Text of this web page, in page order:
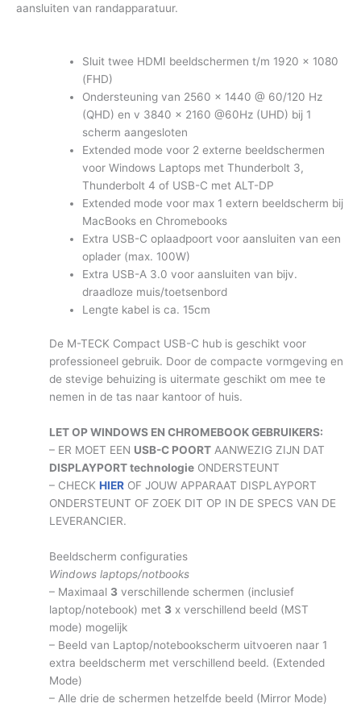
aansluiten van randapparatuur.
Sluit twee HDMI beeldschermen t/m 1920 x 1080
(FHD)
Ondersteuning van 2560 x 1440 @ 60/120 Hz
(QHD) en v 3840 x 2160 @60Hz (UHD) bij 1
scherm aangesloten
Extended mode voor 2 externe beeldschermen
voor Windows Laptops met Thunderbolt 3,
Thunderbolt 4 of USB-C met ALT-DP
Extended mode voor max 1 extern beeldscherm bij
MacBooks en Chromebooks
Extra USB-C oplaadpoort voor aansluiten van een
oplader (max. 100W)
Extra USB-A 3.0 voor aansluiten van bijv.
draadloze muis/toetsenbord
Lengte kabel is ca. 15cm
De M-TECK Compact USB-C hub is geschikt voor
professioneel gebruik. Door de compacte vormgeving en
de stevige behuizing is uitermate geschikt om mee te
nemen in de tas naar kantoor of huis.
LET OP WINDOWS EN CHROMEBOOK GEBRUIKERS:
– ER MOET EEN USB-C POORT AANWEZIG ZIJN DAT
DISPLAYPORT technologie ONDERSTEUNT
– CHECKHIER OF JOUW APPARAAT DISPLAYPORT
ONDERSTEUNT OF ZOEK DIT OP IN DE SPECS VAN DE
LEVERANCIER.
Beeldscherm configuraties
Windows laptops/notbooks
– Maximaal 3 verschillende schermen (inclusief
laptop/notebook) met 3 x verschillend beeld (MST
mode) mogelijk
– Beeld van Laptop/notebookscherm uitvoeren naar 1
extra beeldscherm met verschillend beeld. (Extended
Mode)
– Alle drie de schermen hetzelfde beeld (Mirror Mode)